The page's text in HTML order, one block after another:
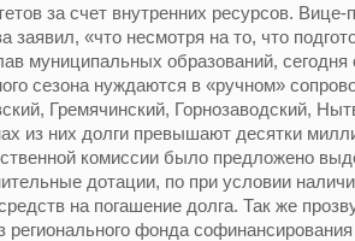
за счет внутренних ресурсов. Вице-
заявил, «что несмотря на то, что
муниципальных образований,
сезона нуждаются в «ручном»
Гремячинский, Горнозаводский,
из них долги превышают десятки
комиссии было предложено
дотации, по при условии
на погашение долга. Так же
регионального фонда